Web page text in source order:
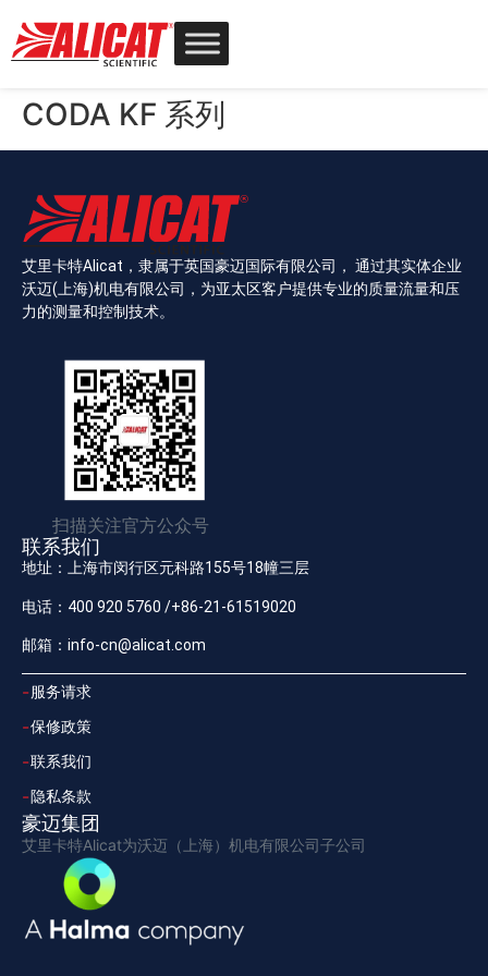
CODA KF 系列
艾里卡特Alicat，隶属于英国豪迈国际有限公司， 通过其实体企业
沃迈(上海)机电有限公司，为亚太区客户提供专业的质量流量和压
力的测量和控制技术。
扫描关注官方公众号
联系我们
地址：上海市闵行区元科路155号18幢三层
电话：400 920 5760 /+86-21-61519020
邮箱：info-cn@alicat.com
服务请求
保修政策
联系我们
隐私条款
豪迈集团
艾里卡特Alicat为沃迈（上海）机电有限公司子公司